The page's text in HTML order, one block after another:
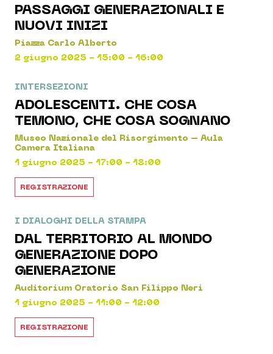
PASSAGGI GENERAZIONALI E
NUOVI INIZI
Piazza Carlo Alberto
2 giugno 2025 - 15:00 - 16:00
INTERSEZIONI
ADOLESCENTI. CHE COSA
TEMONO, CHE COSA SOGNANO
Museo Nazionale del Risorgimento – Aula
Camera Italiana
1 giugno 2025 - 17:00 - 18:00
REGISTRAZIONE
I DIALOGHI DELLA STAMPA
DAL TERRITORIO AL MONDO
GENERAZIONE DOPO
GENERAZIONE
Auditorium Oratorio San Filippo Neri
1 giugno 2025 - 11:00 - 12:00
REGISTRAZIONE